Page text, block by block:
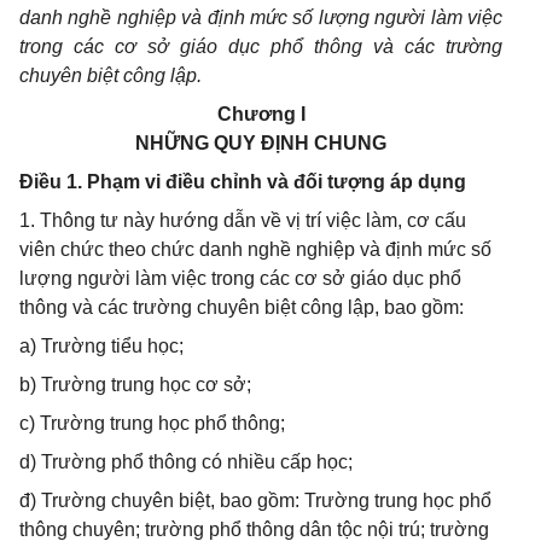
danh nghề nghiệp và định mức số lượng người làm việc
trong các cơ sở giáo dục phổ thông và các trường
chuyên biệt công lập.
Chương I
NHỮNG QUY ĐỊNH CHUNG
Điều 1. Phạm vi điều chỉnh và đối tượng áp dụng
1. Thông tư này hướng dẫn về vị trí việc làm, cơ cấu
viên chức theo chức danh nghề nghiệp và định mức số
lượng người làm việc trong các cơ sở giáo dục phổ
thông và các trường chuyên biệt công lập, bao gồm:
a) Trường tiểu học;
b) Trường trung học cơ sở;
c) Trường trung học phổ thông;
d) Trường phổ thông có nhiều cấp học;
đ) Trường chuyên biệt, bao gồm: Trường trung học phổ
thông chuyên; trường phổ thông dân tộc nội trú; trường